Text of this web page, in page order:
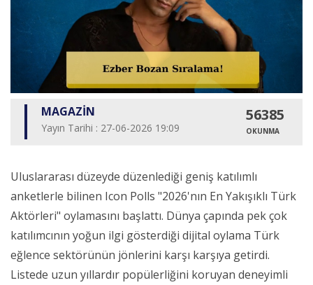
MAGAZİN
Yayın Tarihi : 27-06-2026 19:09
56385
OKUNMA
Uluslararası düzeyde düzenlediği geniş katılımlı
anketlerle bilinen Icon Polls "2026'nın En Yakışıklı Türk
Aktörleri" oylamasını başlattı. Dünya çapında pek çok
katılımcının yoğun ilgi gösterdiği dijital oylama Türk
eğlence sektörünün jönlerini karşı karşıya getirdi.
Listede uzun yıllardır popülerliğini koruyan deneyimli